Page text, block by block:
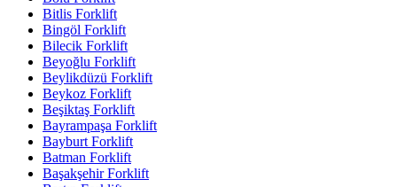
Bitlis Forklift
Bingöl Forklift
Bilecik Forklift
Beyoğlu Forklift
Beylikdüzü Forklift
Beykoz Forklift
Beşiktaş Forklift
Bayrampaşa Forklift
Bayburt Forklift
Batman Forklift
Başakşehir Forklift